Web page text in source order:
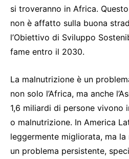
si troveranno in Africa.
non è affatto sulla buona
l’Obiettivo di Sviluppo
fame entro il 2030.
La malnutrizione è un
non solo l’Africa, ma anche
1,6 miliardi di persone
o malnutrizione. In America
leggermente migliorata, ma
un problema persistente,